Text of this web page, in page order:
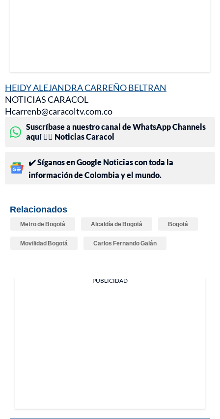
HEIDY ALEJANDRA CARREÑO BELTRAN
NOTICIAS CARACOL
Hcarrenb@caracoltv.com.co
Suscríbase a nuestro canal de WhatsApp Channels
aquí 👉🏻 Noticias Caracol
✔️ Síganos en Google Noticias con toda la
información de Colombia y el mundo.
Relacionados
Metro de Bogotá Alcaldía de Bogotá Bogotá
Movilidad Bogotá Carlos Fernando Galán
PUBLICIDAD